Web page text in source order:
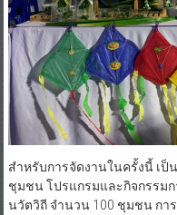
สำหรับการจัดงานในครั้งนี้ เ
ชุมชน โปรแกรมและกิจกรรมก
นวัตวิถี จำนวน 100 ชุมชน ก